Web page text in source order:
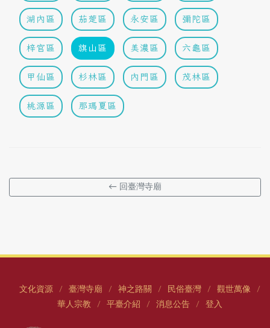
湖內區 茄萣區 永安區 彌陀區
梓官區 旗山區 美濃區 六龜區
甲仙區 杉林區 內門區 茂林區
桃源區 那瑪夏區
← 回臺灣寺廟
文化資源 / 臺灣寺廟 / 神之路關 / 民俗臺灣 / 觀世萬像 /
華人宗教 / 平臺介紹 / 消息公告 / 登入